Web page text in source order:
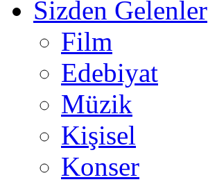
Sizden Gelenler
Film
Edebiyat
Müzik
Kişisel
Konser